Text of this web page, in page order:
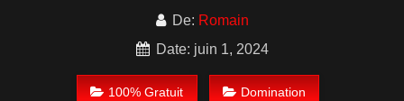
De: Romain
Date: juin 1, 2024
100% Gratuit Domination